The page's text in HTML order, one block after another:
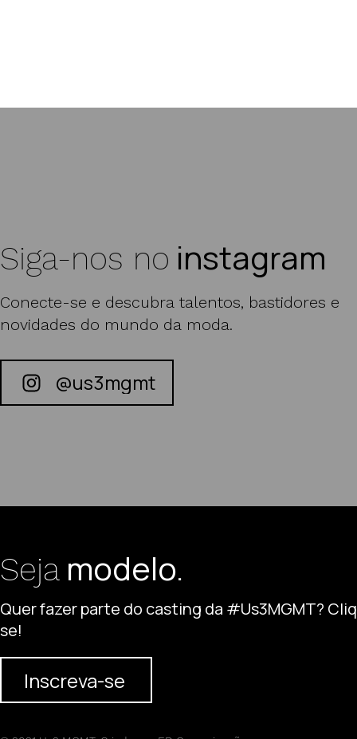
Siga-nos no instagram
Conecte-se e descubra talentos, bastidores e
novidades do mundo da moda.
@us3mgmt
Seja modelo.
Quer fazer parte do casting da #Us3MGMT?
se!
Inscreva-se